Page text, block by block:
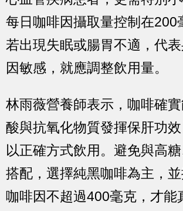
每日咖啡因攝取量控制在200
若出現失眠或腸胃不適，代
因敏感，就應調整飲用量。
林雨薇營養師表示，咖啡確
酸與抗氧化物質發揮保肝功
以正確方式飲用。避免與高
搭配，選擇純黑咖啡為主，
咖啡因不超過400毫克，才能